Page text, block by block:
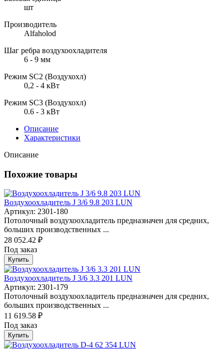
шт
Производитель
Alfaholod
Шаг ребра воздухоохладителя
6 - 9 мм
Режим SC2 (Воздухохл)
0,2 - 4 кВт
Режим SC3 (Воздухохл)
0.6 - 3 кВт
Описание
Характеристики
Описание
Похожие товары
Воздухоохладитель J 3/6 9.8 203 LUN
Артикул: 2301-180
Потолочный воздухоохладитель предназначен для средних,
больших производственных ...
28 052.42 ₽
Под заказ
Купить
Воздухоохладитель J 3/6 3.3 201 LUN
Артикул: 2301-179
Потолочный воздухоохладитель предназначен для средних,
больших производственных ...
11 619.58 ₽
Под заказ
Купить